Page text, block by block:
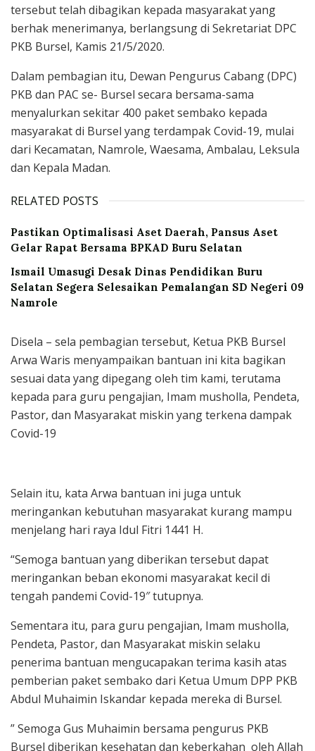
tersebut telah dibagikan kepada masyarakat yang
berhak menerimanya, berlangsung di Sekretariat DPC
PKB Bursel, Kamis 21/5/2020.
Dalam pembagian itu, Dewan Pengurus Cabang (DPC)
PKB dan PAC se- Bursel secara bersama-sama
menyalurkan sekitar 400 paket sembako kepada
masyarakat di Bursel yang terdampak Covid-19, mulai
dari Kecamatan, Namrole, Waesama, Ambalau, Leksula
dan Kepala Madan.
RELATED POSTS
Pastikan Optimalisasi Aset Daerah, Pansus Aset
Gelar Rapat Bersama BPKAD Buru Selatan
Ismail Umasugi Desak Dinas Pendidikan Buru
Selatan Segera Selesaikan Pemalangan SD Negeri 09
Namrole
Disela – sela pembagian tersebut, Ketua PKB Bursel
Arwa Waris menyampaikan bantuan ini kita bagikan
sesuai data yang dipegang oleh tim kami, terutama
kepada para guru pengajian, Imam musholla, Pendeta,
Pastor, dan Masyarakat miskin yang terkena dampak
Covid-19
Selain itu, kata Arwa bantuan ini juga untuk
meringankan kebutuhan masyarakat kurang mampu
menjelang hari raya Idul Fitri 1441 H.
“Semoga bantuan yang diberikan tersebut dapat
meringankan beban ekonomi masyarakat kecil di
tengah pandemi Covid-19″ tutupnya.
Sementara itu, para guru pengajian, Imam musholla,
Pendeta, Pastor, dan Masyarakat miskin selaku
penerima bantuan mengucapakan terima kasih atas
pemberian paket sembako dari Ketua Umum DPP PKB
Abdul Muhaimin Iskandar kepada mereka di Bursel.
” Semoga Gus Muhaimin bersama pengurus PKB
Bursel diberikan kesehatan dan keberkahan oleh Allah